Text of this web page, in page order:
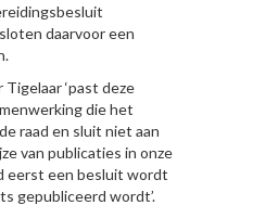
daarvoor een
‘past deze
die het
raad en sluit niet aan
van publicaties in onze
eerst een besluit wordt
gepubliceerd wordt’.